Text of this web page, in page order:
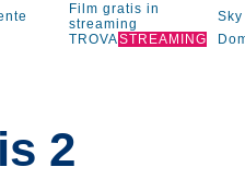
Film gratis in
streaming
Sky
TROVASTREAMING
2